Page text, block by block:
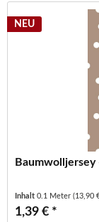
NEU
Inhalt0.1 Meter(13,90
1,39 € *